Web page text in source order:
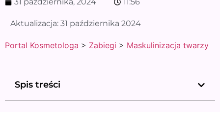
31 października, 2024 11:56
Aktualizacja: 31 października 2024
Portal Kosmetologa > Zabiegi > Maskulinizacja twarzy
Spis treści